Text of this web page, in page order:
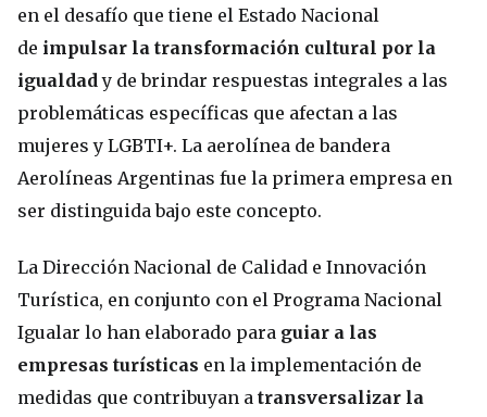
en el desafío que tiene el Estado Nacional
de impulsar la transformación cultural por la
igualdad y de brindar respuestas integrales a las
problemáticas específicas que afectan a las
mujeres y LGBTI+. La aerolínea de bandera
Aerolíneas Argentinas fue la primera empresa en
ser distinguida bajo este concepto.
La Dirección Nacional de Calidad e Innovación
Turística, en conjunto con el Programa Nacional
Igualar lo han elaborado para guiar a las
empresas turísticas en la implementación de
medidas que contribuyan a transversalizar la